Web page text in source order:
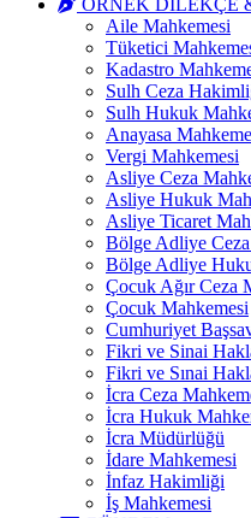
ÖRNEK DILEKÇE
Aile Mahkemesi
Tüketici
Kadastro
Sulh Ceza
Sulh Hukuk
Anayasa
Vergi Mahkemesi
Asliye Ceza
Asliye Hukuk
Asliye Ticaret
Bölge Adliye
Bölge Adliye
Çocuk Ağır Ceza
Çocuk Mahkemesi
Cumhuriyet
Fikri ve Sinai
Fikri ve Sınai
İcra Ceza
İcra Hukuk
İcra Müdürlüğü
İdare Mahkemesi
İnfaz Hakimliği
İş Mahkemesi